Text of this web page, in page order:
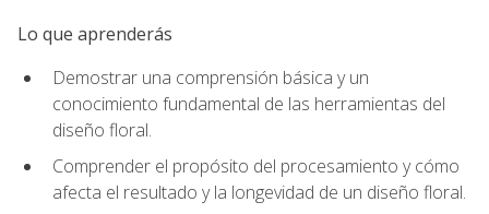
Lo que aprenderás
Demostrar una comprensión básica y un
conocimiento fundamental de las herramientas del
diseño floral.
Comprender el propósito del procesamiento y cómo
afecta el resultado y la longevidad de un diseño floral.